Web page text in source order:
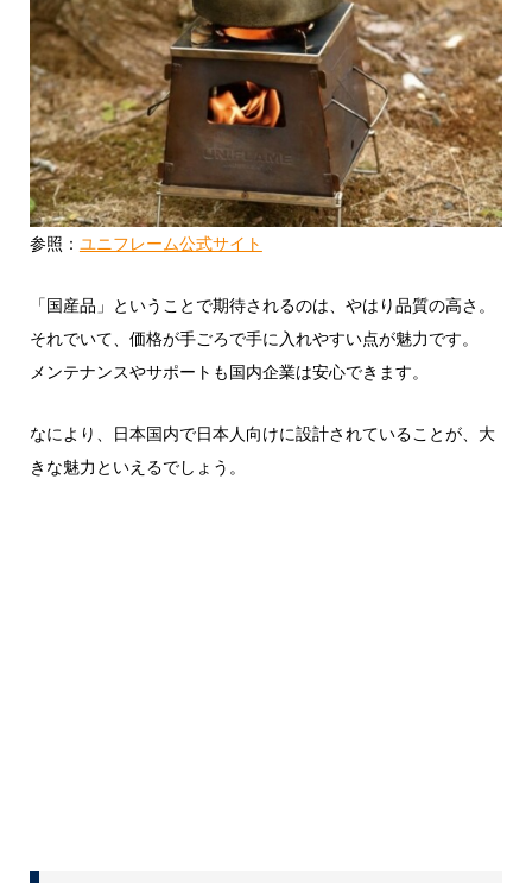
参照： ユニフレーム公式サイト
「国産品」ということで期待されるのは、やはり品質の高さ。
それでいて、価格が手ごろで手に入れやすい点が魅力です。
メンテナンスやサポートも国内企業は安心できます。
なにより、日本国内で日本人向けに設計されていることが、大
きな魅力といえるでしょう。